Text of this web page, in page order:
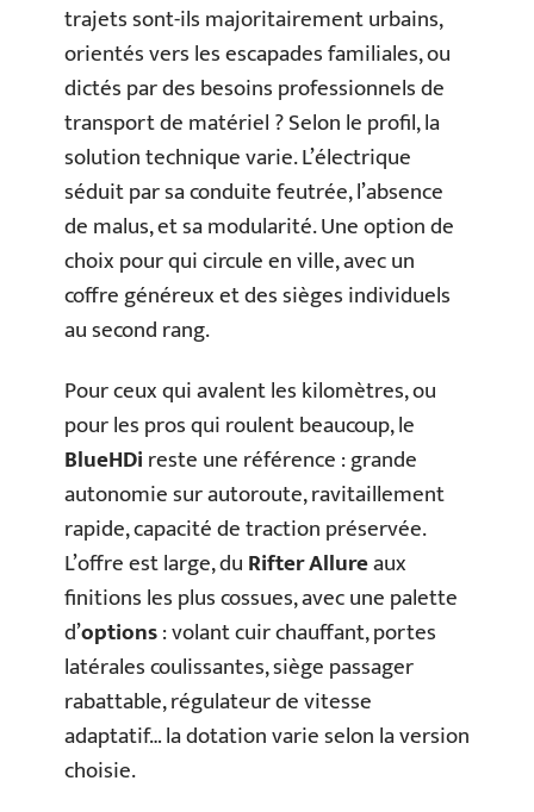
trajets sont-ils majoritairement urbains,
orientés vers les escapades familiales, ou
dictés par des besoins professionnels de
transport de matériel ? Selon le profil, la
solution technique varie. L’électrique
séduit par sa conduite feutrée, l’absence
de malus, et sa modularité. Une option de
choix pour qui circule en ville, avec un
coffre généreux et des sièges individuels
au second rang.
Pour ceux qui avalent les kilomètres, ou
pour les pros qui roulent beaucoup, le
BlueHDireste une référence : grande
autonomie sur autoroute, ravitaillement
rapide, capacité de traction préservée.
L’offre est large, duRifter Allureaux
finitions les plus cossues, avec une palette
d’options: volant cuir chauffant, portes
latérales coulissantes, siège passager
rabattable, régulateur de vitesse
adaptatif… la dotation varie selon la version
choisie.